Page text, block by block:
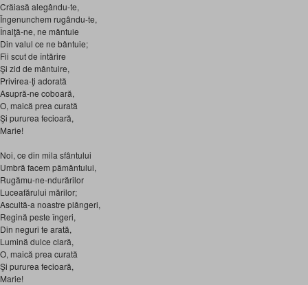
Crăiasă alegându-te,
Îngenunchem rugându-te,
Înalţă-ne, ne mântuie
Din valul ce ne bântuie;
Fii scut de întărire
Şi zid de mântuire,
Privirea-ţi ado­rată
Asupră-ne coboară,
O, maică prea curată
Şi pururea fecioară,
Marie!
Noi, ce din mila sfântu­lui
Umbră facem pământului,
Rugămu-ne-ndurărilor
Luceafărului mărilor;
Ascultă-a noas­tre plângeri,
Regină peste îngeri,
Din neguri te arată,
Lumină dulce clară,
O, maică prea curată
Şi pururea fecioară,
Marie!